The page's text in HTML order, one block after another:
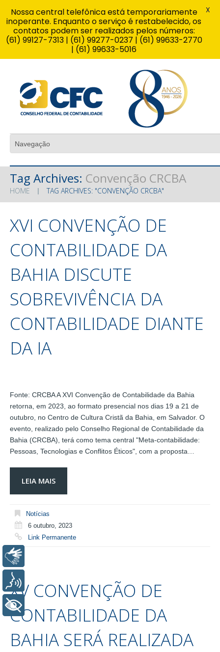
Tag Archives: Convenção CRCBA
HOME TAG ARCHIVES: "CONVENÇÃO CRCBA"
XVI CONVENÇÃO DE
CONTABILIDADE DA
BAHIA DISCUTE
SOBREVIVÊNCIA DA
CONTABILIDADE DIANTE
DA IA
Fonte: CRCBA A XVI Convenção de Contabilidade da Bahia
retorna, em 2023, ao formato presencial nos dias 19 a 21 de
outubro, no Centro de Cultura Cristã da Bahia, em Salvador. O
evento, realizado pelo Conselho Regional de Contabilidade da
Bahia (CRCBA), terá como tema central "Meta-contabilidade:
Pessoas, Tecnologias e Conflitos Éticos", com a proposta…
LEIA MAIS
Notícias
6 outubro, 2023
Link Permanente
XV CONVENÇÃO DE
CONTABILIDADE DA
BAHIA SERÁ REALIZADA
Nossa central telefônica está temporariamente
inoperante. Enquanto o serviço é restabelecido, os
contatos podem ser realizados pelos números:
(61) 99127-7313 | (61) 99277-0237 | (61) 99633-2770
| (61) 99633-5016
X